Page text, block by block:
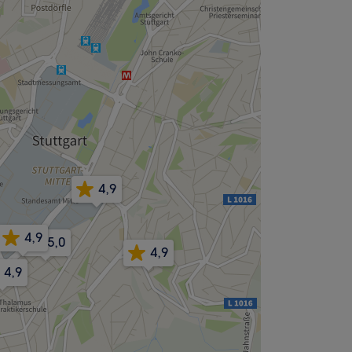
4,9
5,0
4,9
4,9
4,9